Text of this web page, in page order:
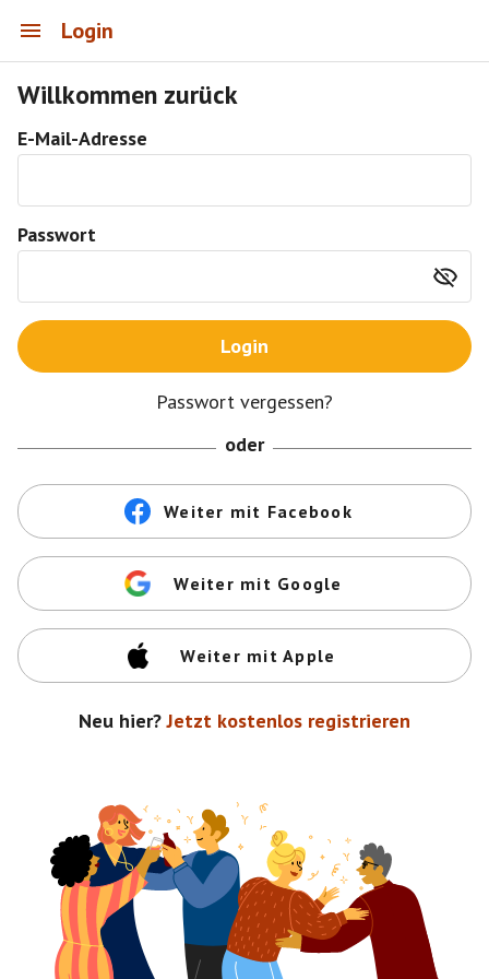
Login
Willkommen zurück
E-Mail-Adresse
Passwort
Login
Passwort vergessen?
oder
Weiter mit Facebook
Weiter mit Google
Weiter mit Apple
Neu hier? Jetzt kostenlos registrieren